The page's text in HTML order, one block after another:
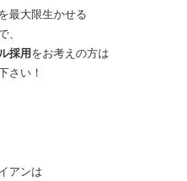
最大限生かせる
採用をお考えの方は
さい！
アンは